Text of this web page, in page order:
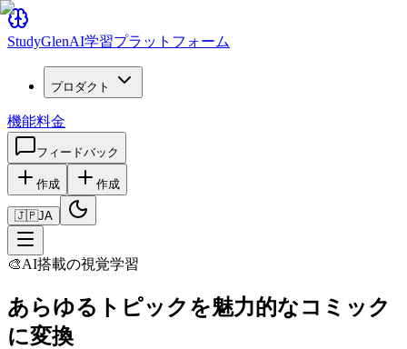
StudyGlenAI学習プラットフォーム
プロダクト
機能料金
フィードバック
作成 作成
🇯🇵JA
🎨AI搭載の視覚学習
あらゆるトピックを魅力的なコミック
に変換